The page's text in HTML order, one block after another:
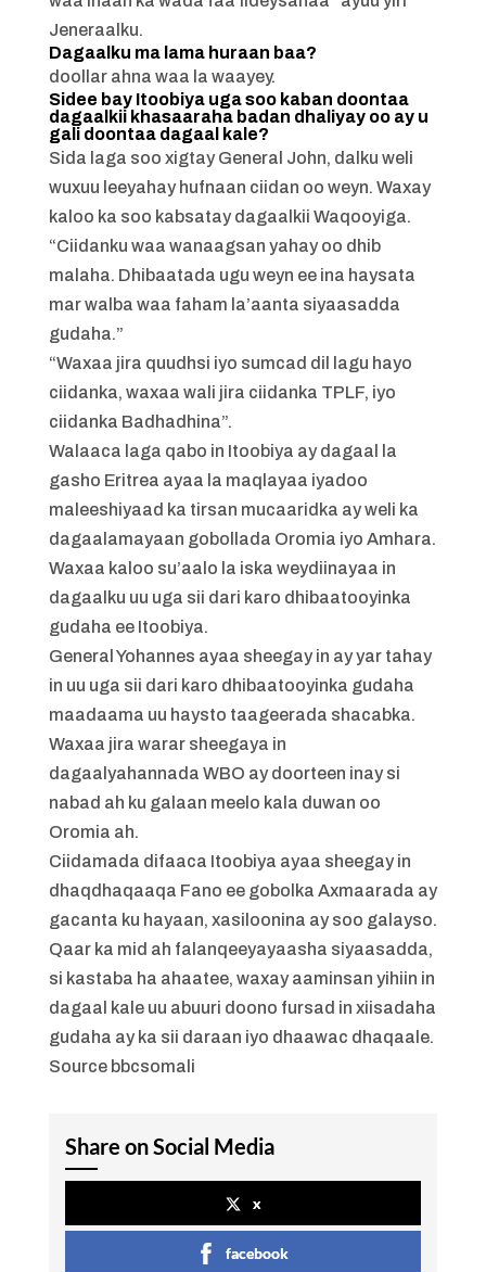
Jeneraalku.
Dagaalku ma lama huraan baa?
doollar ahna waa la waayey.
Sidee bay Itoobiya uga soo kaban doontaa
dagaalkii khasaaraha badan dhaliyay oo ay u
gali doontaa dagaal kale?
Sida laga soo xigtay General John, dalku weli
wuxuu leeyahay hufnaan ciidan oo weyn. Waxay
kaloo ka soo kabsatay dagaalkii Waqooyiga.
“Ciidanku waa wanaagsan yahay oo dhib
malaha. Dhibaatada ugu weyn ee ina haysata
mar walba waa faham la’aanta siyaasadda
gudaha.”
“Waxaa jira quudhsi iyo sumcad dil lagu hayo
ciidanka, waxaa wali jira ciidanka TPLF, iyo
ciidanka Badhadhina”.
Walaaca laga qabo in Itoobiya ay dagaal la
gasho Eritrea ayaa la maqlayaa iyadoo
maleeshiyaad ka tirsan mucaaridka ay weli ka
dagaalamayaan gobollada Oromia iyo Amhara.
Waxaa kaloo su’aalo la iska weydiinayaa in
dagaalku uu uga sii dari karo dhibaatooyinka
gudaha ee Itoobiya.
General Yohannes ayaa sheegay in ay yar tahay
in uu uga sii dari karo dhibaatooyinka gudaha
maadaama uu haysto taageerada shacabka.
Waxaa jira warar sheegaya in
dagaalyahannada WBO ay doorteen inay si
nabad ah ku galaan meelo kala duwan oo
Oromia ah.
Ciidamada difaaca Itoobiya ayaa sheegay in
dhaqdhaqaaqa Fano ee gobolka Axmaarada ay
gacanta ku hayaan, xasiloonina ay soo galayso.
Qaar ka mid ah falanqeeyayaasha siyaasadda,
si kastaba ha ahaatee, waxay aaminsan yihiin in
dagaal kale uu abuuri doono fursad in xiisadaha
gudaha ay ka sii daraan iyo dhaawac dhaqaale.
Source bbcsomali
Share on Social Media
x
facebook